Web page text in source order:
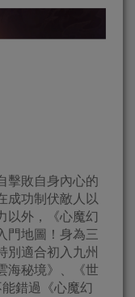
擊敗自身內心的
成功制伏敵人以
以外，《心魔幻
門地圖！身為三
別適合初入九州
海秘境》、《世
錯過《心魔幻